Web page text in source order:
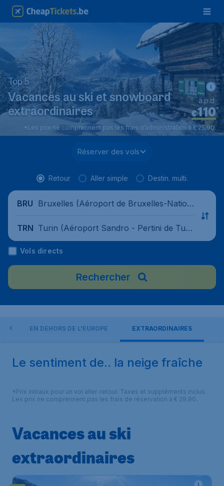
Top 5
Vacances au ski et snowboard
extraordinaires
€110*
à.p.d.
*Les prix ne comprennent pas les frais d’administration à € 25,90.
Réserver des vols
Retour Aller simple Destin. multi.
BRU Bruxelles (Aéroport de Bruxelles-Nation
TRN Turin (Aéroport Sandro - Pertini de Turi
n Caselle), Italie
Vols directs
Rechercher
EN DEHORS DE L'EUROPE EXTRAORDINAIRES
Le sentiment de.. la neige fraîche
*Prix initiaux pour un vol aller-retour. Taxes et suppléments inclus.
Les prix ne comprennent pas les frais de réservation à € 29,90.
Vacances au ski
extraordinaires